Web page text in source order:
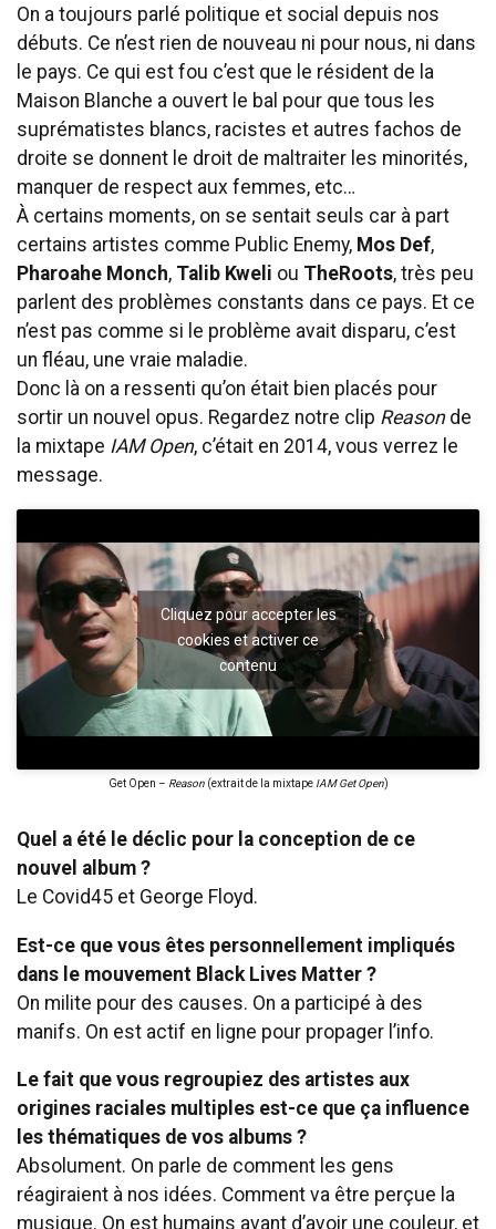
On a toujours parlé politique et social depuis nos
débuts. Ce n’est rien de nouveau ni pour nous, ni dans
le pays. Ce qui est fou c’est que le résident de la
Maison Blanche a ouvert le bal pour que tous les
suprématistes blancs, racistes et autres fachos de
droite se donnent le droit de maltraiter les minorités,
manquer de respect aux femmes, etc…
À certains moments, on se sentait seuls car à part
certains artistes comme Public Enemy, Mos Def,
Pharoahe Monch, Talib Kweli ou TheRoots, très peu
parlent des problèmes constants dans ce pays. Et ce
n’est pas comme si le problème avait disparu, c’est
un fléau, une vraie maladie.
Donc là on a ressenti qu’on était bien placés pour
sortir un nouvel opus. Regardez notre clip Reasonde
la mixtape IAM Open, c’était en 2014, vous verrez le
message.
Cliquez pour accepter les
cookies et activer ce
contenu
Get Open – Reason(extrait de la mixtapeIAM Get Open)
Quel a été le déclic pour la conception de ce
nouvel album ?
Le Covid45 et George Floyd.
Est-ce que vous êtes personnellement impliqués
dans le mouvement Black Lives Matter ?
On milite pour des causes. On a participé à des
manifs. On est actif en ligne pour propager l’info.
Le fait que vous regroupiez des artistes aux
origines raciales multiples est-ce que ça influence
les thématiques de vos albums ?
Absolument. On parle de comment les gens
réagiraient à nos idées. Comment va être perçue la
musique. On est humains avant d’avoir une couleur, et